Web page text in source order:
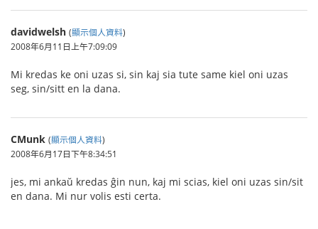
davidwelsh (顯示個人資料)
2008年6月11日上午7:09:09
Mi kredas ke oni uzas si, sin kaj sia tute same kiel oni uzas
seg, sin/sitt en la dana.
CMunk (顯示個人資料)
2008年6月17日下午8:34:51
jes, mi ankaŭ kredas ĝin nun, kaj mi scias, kiel oni uzas sin/sit
en dana. Mi nur volis esti certa.